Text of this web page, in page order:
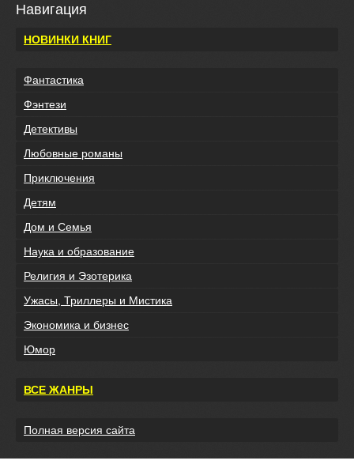
Навигация
НОВИНКИ КНИГ
Фантастика
Фэнтези
Детективы
Любовные романы
Приключения
Детям
Дом и Семья
Наука и образование
Религия и Эзотерика
Ужасы, Триллеры и Мистика
Экономика и бизнес
Юмор
ВСЕ ЖАНРЫ
Полная версия сайта